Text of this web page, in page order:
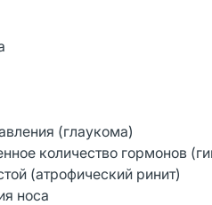
(глаукома)
количество гормонов
(атрофический ринит)
носа